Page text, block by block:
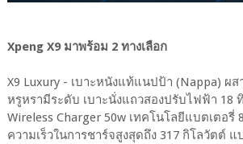
Xpeng X9 มาพร้อม 2 ทางเลือก
X9 Luxury - เบาะหนังแท้แนปป้า (Nappa) ผ
หรูหรามีระดับ เบาะนั่งแถวสองปรับไฟฟ้า 18
Wireless Charger 50w เทคโนโลยีแบตเตอรี่
ความเร็วในการชาร์จสูงสุดถึง 317 กิโลวัตต์